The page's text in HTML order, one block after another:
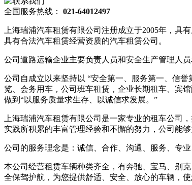
全国服务热线： 021-64012497
上海瑞浦汽车租赁有限公司注册成立于2005年，
具有合法汽车租赁经营资质的汽车租赁公司。
公司道路运输企业主要负责人员和安全生产管理人
公司自成立以来坚持以 “安全第一、服务第一、信
览、会务用车，公司班车租赁，企业长期租车、宾
做到“以服务质量求生存、以诚信求发展。”
上海瑞浦汽车租赁有限公司 是一家专业的租车公司
实践所积累的丰富管理经验和不懈的努力，公司能
公司的服务理念是：诚信、合作、沟通、服务、专业
本公司经营租赁车辆种类齐全，有奔驰、宝马、别
全保驾护航，为您提供舒适、安全、放心的车辆，